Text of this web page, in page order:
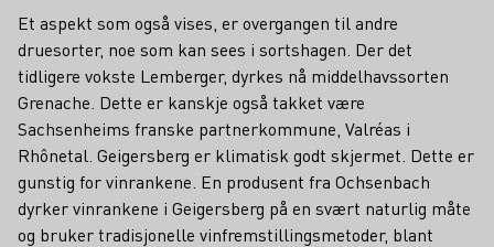
Et aspekt som også vises, er overgangen til andre
druesorter, noe som kan sees i sortshagen. Der det
tidligere vokste Lemberger, dyrkes nå middelhavssorten
Grenache. Dette er kanskje også takket være
Sachsenheims franske partnerkommune, Valréas i
Rhônetal. Geigersberg er klimatisk godt skjermet. Dette er
gunstig for vinrankene. En produsent fra Ochsenbach
dyrker vinrankene i Geigersberg på en svært naturlig måte
og bruker tradisjonelle vinfremstillingsmetoder, blant